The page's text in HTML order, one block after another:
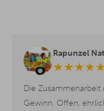
Rapunzel
★★★★
Die
Gewinn. Offen,